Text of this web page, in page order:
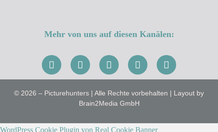
Mehr von uns auf diesen Kanälen:
© 2026 – Picturehunters | Alle Rechte vorbehalten | Layout by
Brain2Media GmbH
WordPress Cookie Plugin von Real Cookie Banner